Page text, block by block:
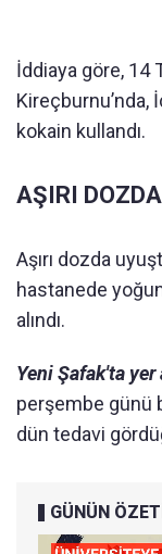
İddiaya göre, 14
kokain kullandı.
AŞIRI
Aşırı dozda
hastanede
alındı.
Yeni Şafak'ta yer
perşembe günü
dün tedavi
GÜNÜN